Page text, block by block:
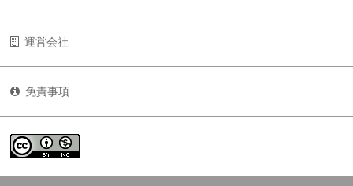
運営会社
免責事項